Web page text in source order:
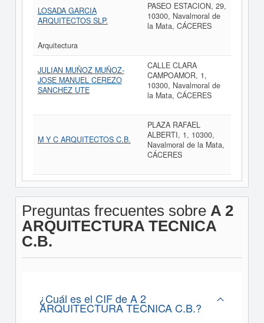
LOSADA GARCIA
ARQUITECTOS SLP.
PASEO ESTACION, 29,
10300, Navalmoral de
la Mata, CÁCERES
Arquitectura
JULIAN MUÑOZ MUÑOZ-
JOSE MANUEL CEREZO
SANCHEZ UTE
CALLE CLARA
CAMPOAMOR, 1,
10300, Navalmoral de
la Mata, CÁCERES
M Y C ARQUITECTOS C.B.
PLAZA RAFAEL
ALBERTI, 1, 10300,
Navalmoral de la Mata,
CÁCERES
Preguntas frecuentes sobre A 2
ARQUITECTURA TECNICA
C.B.
¿Cuál es el CIF de A 2
ARQUITECTURA TECNICA C.B.?